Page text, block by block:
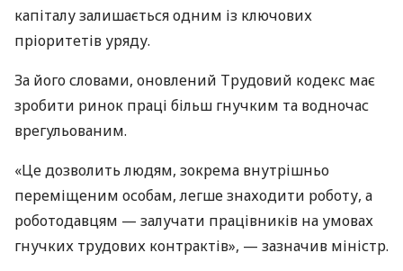
капіталу залишається одним із ключових
пріоритетів уряду.
За його словами, оновлений Трудовий кодекс має
зробити ринок праці більш гнучким та водночас
врегульованим.
«Це дозволить людям, зокрема внутрішньо
переміщеним особам, легше знаходити роботу, а
роботодавцям — залучати працівників на умовах
гнучких трудових контрактів», — зазначив міністр.